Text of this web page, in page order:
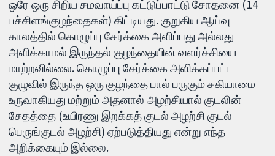
ஒரே ஒரு சிறிய சமவாய்ப்பு கட்டுப்பாட்டு சோதனை (14
பச்சிளங்குழந்தைகள்) கிட்டியது. குறுகிய ஆய்வு
காலத்தில் கொழுப்பு சேர்க்கை அளிப்பது அல்லது
அளிக்காமல் இருந்தல் குழந்தையின் வளர்ச்சியை
மாற்றவில்லை. கொழுப்பு சேர்க்கை அளிக்கப்பட்ட
குழுவில் இருந்த ஒரு குழந்தை பால் பருகும் சகியாமை
உருவாகியது மற்றும் அதனால் அழற்சியால் குடலின்
சேதத்தை (உயிரணு இறக்கத் குடல் அழற்சி குடல்
பெருங்குடல் அழற்சி) ஏற்படுத்தியது என்று எந்த
அறிக்கையும் இல்லை.